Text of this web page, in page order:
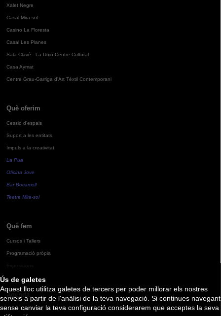
Ús de galetes
Aquest lloc utilitza galetes de tercers per poder millorar els nostres
serveis a partir de l'anàlisi de la teva navegació. Si continues navegant
sense canviar la teva configuració considerarem que acceptes la seva
Xalet Negre
Casal Mira-sol
Casino La Floresta
Casal Les Planes
Sala Clavé - La Unió Centre Cultural
Casa Aymat
Centre Grau-Garriga d'Art Tèxtil Contemporani
Què oferim
Cessió d'espais
Suport a les entitats
Impuls a la creativitat
La Pua
Oficina Jove
Bar Bocamoll
Teatre Mira-sol
Què fem
Cursos i Tallers
Programació pròpia
Agenda